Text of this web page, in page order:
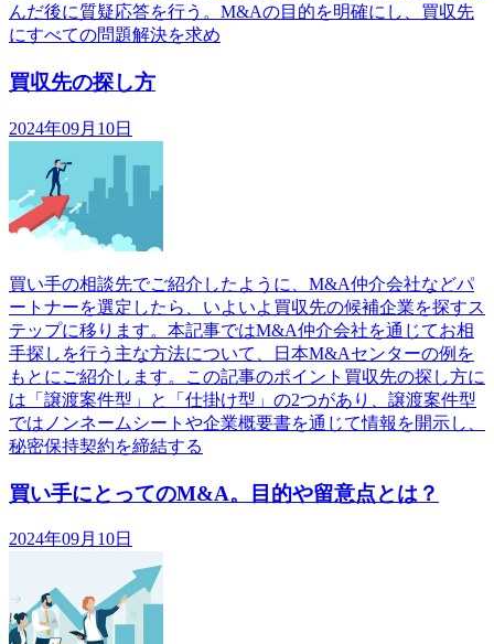
んだ後に質疑応答を行う。M&Aの目的を明確にし、買収先
にすべての問題解決を求め
買収先の探し方
2024年09月10日
買い手の相談先でご紹介したように、M&A仲介会社などパ
ートナーを選定したら、いよいよ買収先の候補企業を探すス
テップに移ります。本記事ではM&A仲介会社を通じてお相
手探しを行う主な方法について、日本M&Aセンターの例を
もとにご紹介します。この記事のポイント買収先の探し方に
は「譲渡案件型」と「仕掛け型」の2つがあり、譲渡案件型
ではノンネームシートや企業概要書を通じて情報を開示し、
秘密保持契約を締結する
買い手にとってのM&A。目的や留意点とは？
2024年09月10日